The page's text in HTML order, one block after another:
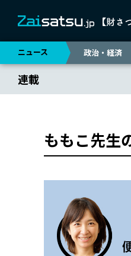
ニュース 政治・経済
連載
ももこ先生